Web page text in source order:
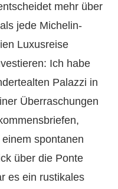
mehr über
jede Michelin-
Luxusreise
Ich habe
Palazzi in
Überraschungen
spontanen
über die Ponte
es ein rustikales